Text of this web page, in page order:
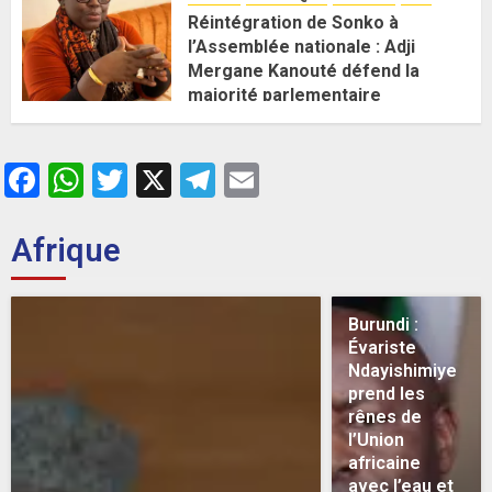
Réintégration de Sonko à
l’Assemblée nationale : Adji
Mergane Kanouté défend la
majorité parlementaire
26 MAI 2026 0
Facebook
WhatsApp
Twitter
X Telegram
Afrique
Burundi :
Évariste
Ndayishimiye
prend les
rênes de
l’Union
africaine
avec l’eau et